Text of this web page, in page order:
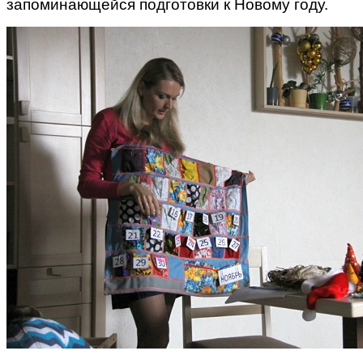
запоминающейся подготовки к Новому году.